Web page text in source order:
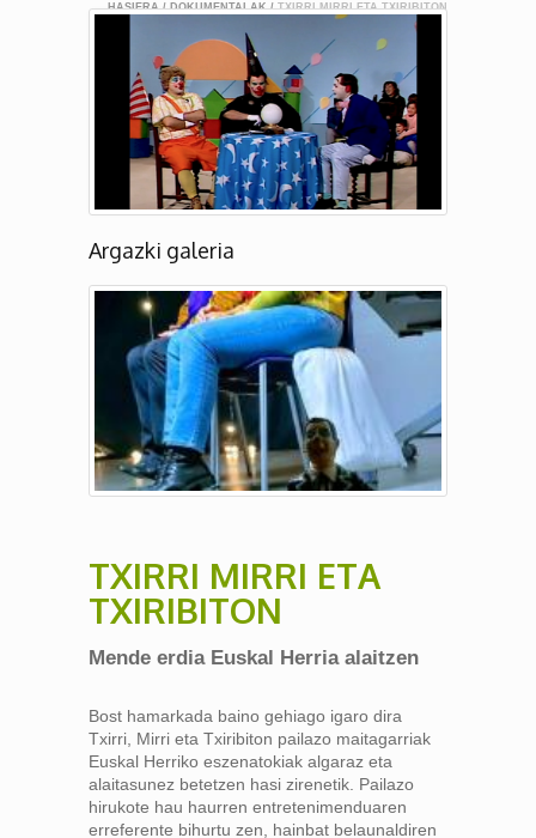
HASIERA/DOKUMENTALAK/TXIRRI MIRRI ETA TXIRIBITON
Argazki galeria
TXIRRI MIRRI ETA
TXIRIBITON
Mende erdia Euskal Herria alaitzen
Bost hamarkada baino gehiago igaro dira
Txirri, Mirri eta Txiribiton pailazo maitagarriak
Euskal Herriko eszenatokiak algaraz eta
alaitasunez betetzen hasi zirenetik. Pailazo
hirukote hau haurren entretenimenduaren
erreferente bihurtu zen, hainbat belaunaldiren